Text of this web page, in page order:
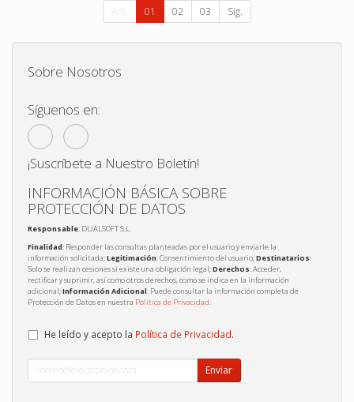
Ant. 01 02 03 Sig.
Sobre Nosotros
Síguenos en:
¡Suscríbete a Nuestro Boletín!
INFORMACIÓN BÁSICA SOBRE
PROTECCIÓN DE DATOS
Responsable: DUALSOFT S.L.
Finalidad: Responder las consultas planteadas por el usuario y enviarle la
información solicitada;Legitimación: Consentimiento del usuario;Destinatarios:
Solo se realizan cesiones si existe una obligación legal;Derechos: Acceder,
rectificar y suprimir, así como otros derechos, como se indica en la información
adicional;Información Adicional: Puede consultar la información completa de
Protección de Datos en nuestra Política de Privacidad.
He leído y acepto la Política de Privacidad.
Enviar